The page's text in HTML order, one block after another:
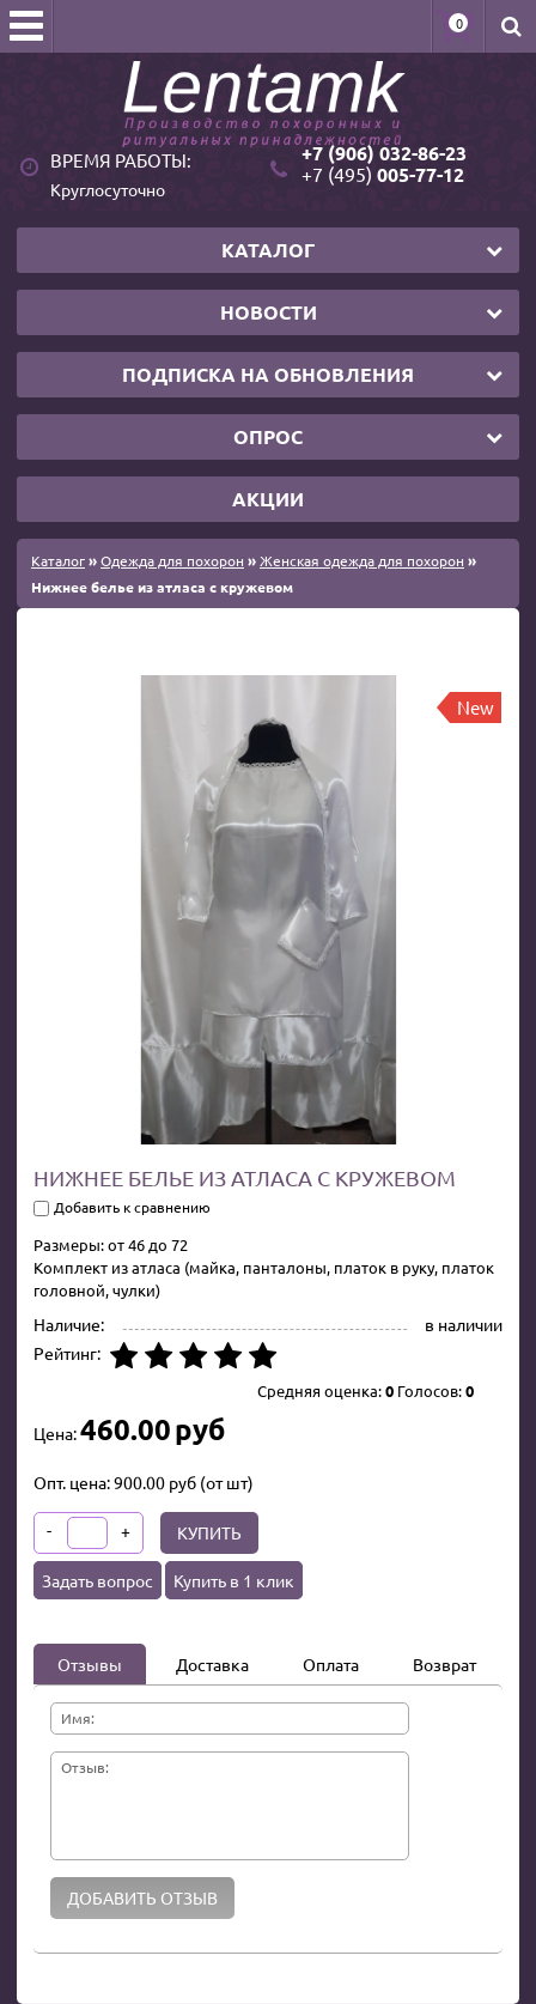
0
ВРЕМЯ РАБОТЫ:
Круглосуточно
+7 (906) 032-86-23
+7 (495) 005-77-12
КАТАЛОГ
НОВОСТИ
ПОДПИСКА НА ОБНОВЛЕНИЯ
ОПРОС
АКЦИИ
Каталог»Одежда для похорон »Женская одежда для похорон »
Нижнее белье из атласа с кружевом
New
НИЖНЕЕ БЕЛЬЕ ИЗ АТЛАСА С КРУЖЕВОМ
Добавить к сравнению
Размеры: от 46 до 72
Комплект из атласа (майка, панталоны, платок в руку, платок
головной, чулки)
Наличие:
в наличии
Рейтинг:
Средняя оценка:0 Голосов:0
Цена:460.00руб
Опт. цена:900.00 руб (отшт)
- + КУПИТЬ
Задать вопрос Купить в 1 клик
Отзывы Доставка Оплата Возврат
Имя:
Отзыв: